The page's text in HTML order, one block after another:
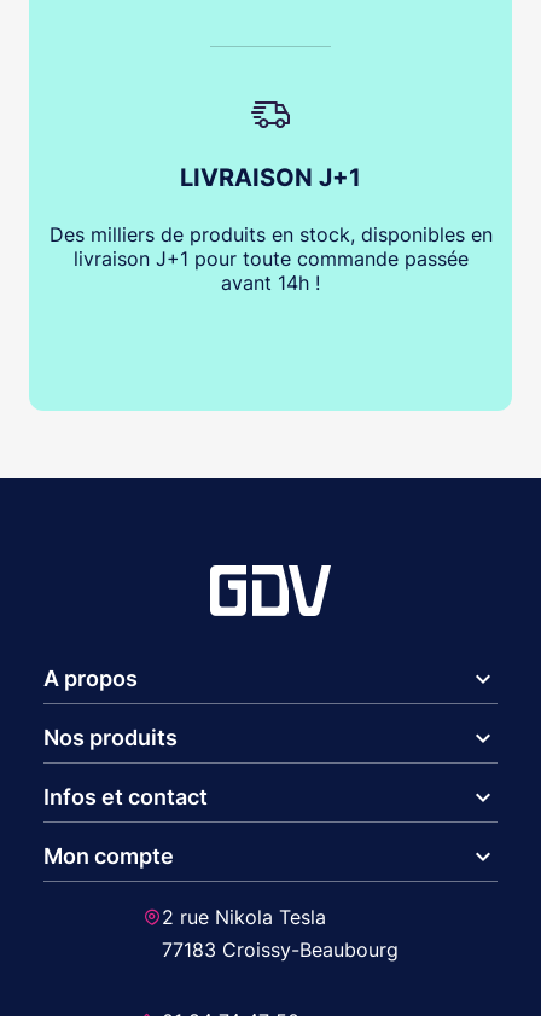
LIVRAISON J+1
Des milliers de produits en stock, disponibles en
livraison J+1 pour toute commande passée
avant 14h !
A propos expand_more
Nos produits expand_more
Infos et contact expand_more
Mon compte expand_more
2 rue Nikola Tesla
77183 Croissy-Beaubourg